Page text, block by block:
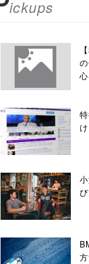
ickups